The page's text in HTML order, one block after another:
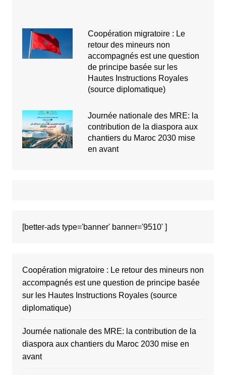
Coopération migratoire : Le
retour des mineurs non
accompagnés est une question
de principe basée sur les
Hautes Instructions Royales
(source diplomatique)
Journée nationale des MRE: la
contribution de la diaspora aux
chantiers du Maroc 2030 mise
en avant
[better-ads type='banner' banner='9510' ]
Coopération migratoire : Le retour des mineurs non
accompagnés est une question de principe basée
sur les Hautes Instructions Royales (source
diplomatique)
Journée nationale des MRE: la contribution de la
diaspora aux chantiers du Maroc 2030 mise en
avant